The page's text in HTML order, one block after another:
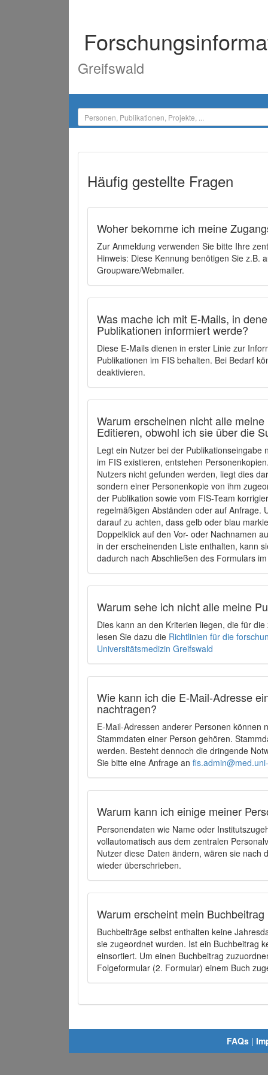
Greifswald
Häufig gestellte Fragen
Woher bekomme ich meine
Zur Anmeldung verwenden Sie bitte Ihre
Hinweis: Diese Kennung benötigen Sie z.B.
Groupware/Webmailer.
Was mache ich mit E-Mails, in
Publikationen informiert werde?
Diese E-Mails dienen in erster Linie zur
Publikationen im FIS behalten. Bei Bedarf
deaktivieren.
Warum erscheinen nicht alle
Editieren, obwohl ich sie über die
Legt ein Nutzer bei der
im FIS existieren, entstehen
Nutzers nicht gefunden werden, liegt dies
sondern einer Personenkopie von ihm
der Publikation sowie vom FIS-Team
regelmäßigen Abständen oder auf Anfrage.
darauf zu achten, dass gelb oder blau
Doppelklick auf den Vor- oder Nachnamen
in der erscheinenden Liste enthalten, kann
dadurch nach Abschließen des Formulars
Warum sehe ich nicht alle meine
Dies kann an den Kriterien liegen, die für
lesen Sie dazu die Richtlinien für die
Universitätsmedizin Greifswald
Wie kann ich die E-Mail-Adresse
nachtragen?
E-Mail-Adressen anderer Personen können
Stammdaten einer Person gehören.
werden. Besteht dennoch die dringende
Sie bitte eine Anfrage an
Warum kann ich einige meiner
Personendaten wie Name oder
vollautomatisch aus dem zentralen
Nutzer diese Daten ändern, wären sie
wieder überschrieben.
Warum erscheint mein
Buchbeiträge selbst enthalten keine
sie zugeordnet wurden. Ist ein Buchbeitrag
einsortiert. Um einen Buchbeitrag
Folgeformular (2. Formular) einem Buch
FAQs |